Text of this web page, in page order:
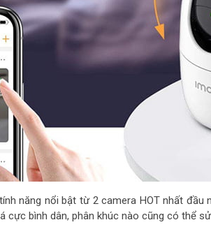
năng nổi bật từ 2 camera HOT nhất đầu
cực bình dân, phân khúc nào cũng có thể